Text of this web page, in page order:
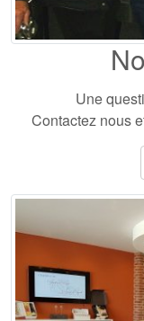
Une
Contactez nous